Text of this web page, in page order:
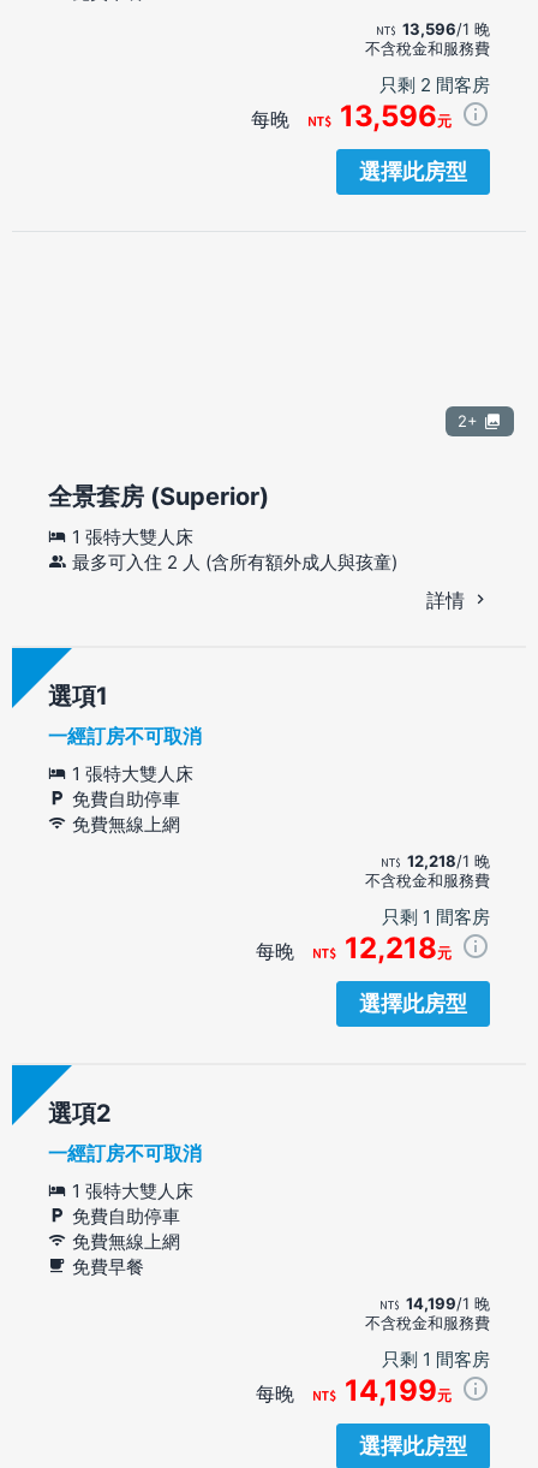
13,596/1 晚
不含稅金和服務費
只剩 2 間客房
每晚 13,596元
選擇此房型
2+
全景套房 (Superior)
1 張特大雙人床
最多可入住 2 人 (含所有額外成人與孩童)
詳情
選項
一經訂房不可取消
1 張特大雙人床
免費自助停車
免費無線上網
12,218/1 晚
不含稅金和服務費
只剩 1 間客房
每晚 12,218元
選擇此房型
選項
一經訂房不可取消
1 張特大雙人床
免費自助停車
免費無線上網
免費早餐
14,199/1 晚
不含稅金和服務費
只剩 1 間客房
每晚 14,199元
選擇此房型